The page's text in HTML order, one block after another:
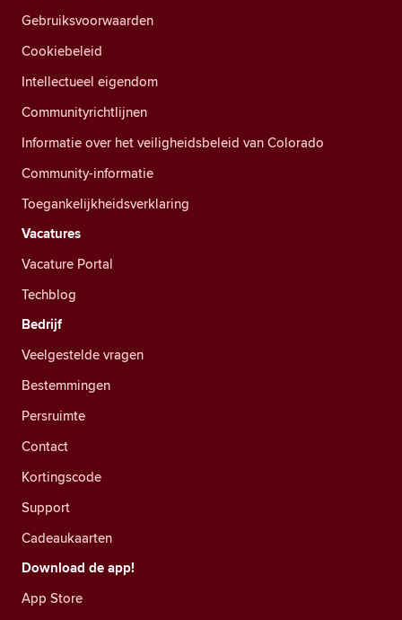
Gebruiksvoorwaarden
Cookiebeleid
Intellectueel eigendom
Communityrichtlijnen
Informatie over het veiligheidsbeleid van Colorado
Community-informatie
Toegankelijkheidsverklaring
Vacatures
Vacature Portal
Techblog
Bedrijf
Veelgestelde vragen
Bestemmingen
Persruimte
Contact
Kortingscode
Support
Cadeaukaarten
Download de app!
App Store